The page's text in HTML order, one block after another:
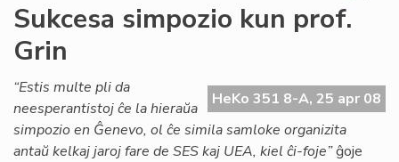
Sukcesa simpozio kun prof.
Grin
HeKo 351 8-A, 25 apr 08
“Estis multe pli da
neesperantistoj ĉe la hieraŭa
simpozio en Ĝenevo, ol ĉe simila samloke organizita
antaŭ kelkaj jaroj fare de SES kaj UEA, kiel ĉi-foje”ĝoje